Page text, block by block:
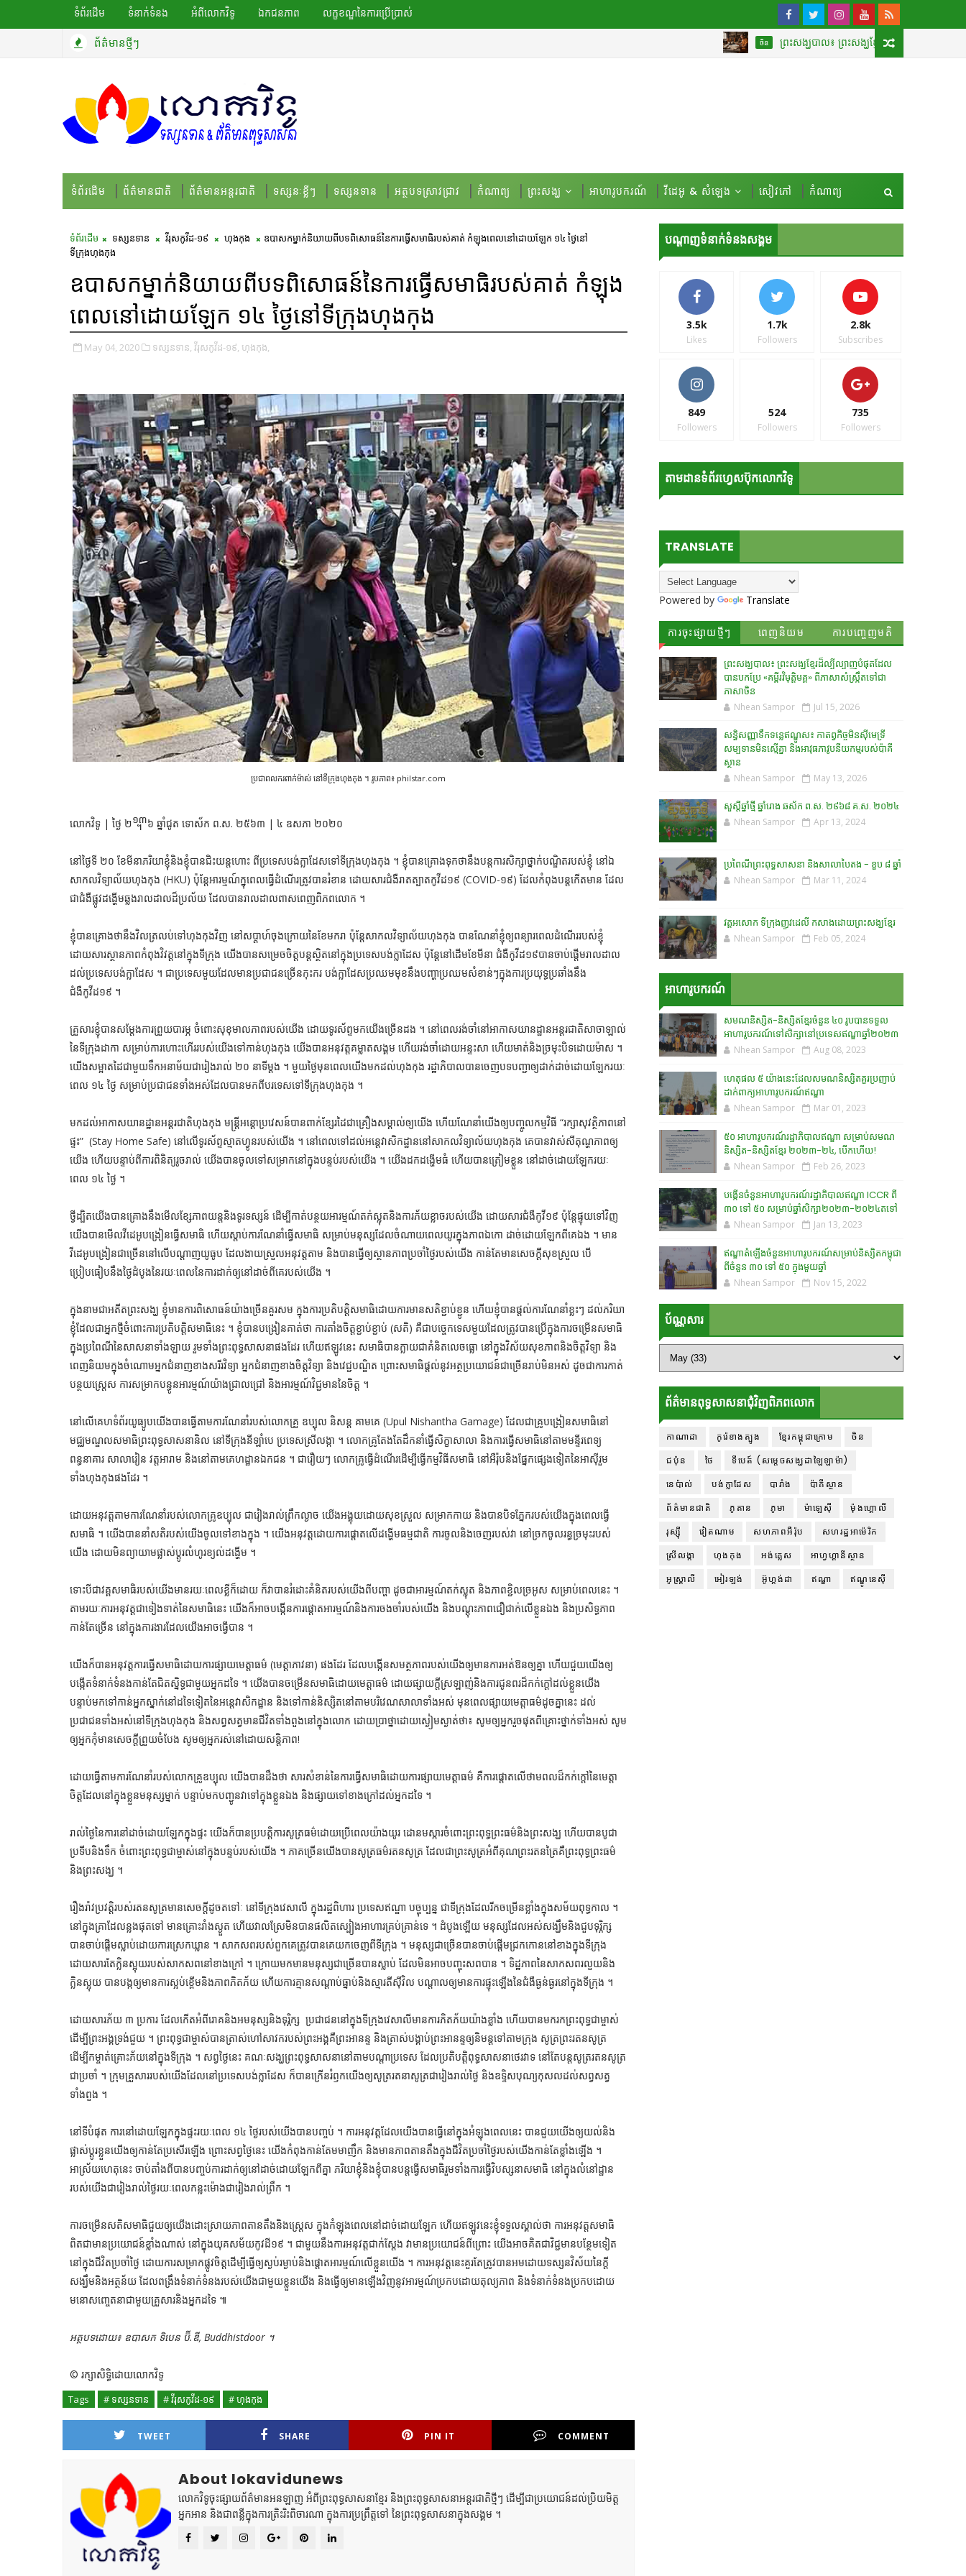
ទំព័រដើម ទំនាក់ទំនង អំពីលោកវិទូ ឯកជនភាព លក្ខខណ្ឌ​នៃ​ការប្រើប្រាស់
ព័ត៌មានថ្មីៗ ចិន ព្រះសង្ឃបាល៖ ព្រះសង្ឃខ្មែរដ៏ល្បីល្បាញបំផុតដែលបានបកប្រែ
ទំព័រដើម ព័ត៌មានជាតិ ព័ត៌មានអន្តរជាតិ ទស្សនៈខ្លីៗ ទស្សនទាន អត្ថបទស្រាវជ្រាវ កំណាព្យ ព្រះសង្ឃ អាហារូបករណ៍ វីដេអូ & សំឡេង សៀវភៅ កំណាព្យ
ទំព័រដើម ទស្សនទាន វីរុសកូវីដ-១៩ ហុងកុង
ឧបាសកម្នាក់និយាយពីបទពិសោធន៍នៃការធ្វើសមាធិរបស់គាត់ កំឡុងពេលនៅដោយឡែក ១៤ ថ្ងៃនៅ
ទីក្រុងហុងកុង
ឧបាសកម្នាក់និយាយពីបទពិសោធន៍នៃការធ្វើសមាធិរបស់គាត់ កំឡុង
ពេលនៅដោយឡែក ១៤ ថ្ងៃនៅទីក្រុងហុងកុង
May 04, 2020 ទស្សនទាន, វីរុសកូវីដ-១៩, ហុងកុង,
ប្រជាពលករពាក់ម៉ាស់ នៅទីក្រុងហុងកុង ។ រូបភាព៖ philstar.com
លោកវិទូ | ថ្ងៃ ២᧭៦ ឆ្នាំជូត ទោស័ក ព.ស. ២៥៦៣ | ៤ ឧសភា ២០២០
នៅថ្ងៃទី ២០ ខែមីនាភរិយាខ្ញុំនិងខ្ញុំបានជិះយន្តហោះ ពីប្រទេសបង់ក្លាដែសទៅទីក្រុងហុងកុង ។ ខ្ញុំបានគ្រោងទុកថានឹងបន្តការសិក្សាថ្នាក់បណ្ឌិតរបស់ខ្ញុំ នៅឯ
សាកលវិទ្យាល័យហុងកុង (HKU) ប៉ុន្តែអារម្មណ៍ក្នុពេលធ្វើដំណើរត្រូវបានរំខាន ដោយសារជំងឺរាតត្បាតកូវីដ១៩ (COVID-១៩) ដែលកំពុងបន្តកើតមាន ដែល
ជាជំងឺផ្លូវដង្ហើមឆ្លងរាលដាលដ៏ប្រល័យ ដែលបានរាលដាលពាសពេញពិភពលោក ។
ខ្ញុំបានគ្រោងថានឹងវិលត្រលប់ទៅហុងកុងវិញ នៅសប្តាហ៍ចុងក្រោយនៃខែមករា ប៉ុន្តែសាកលវិទ្យាល័យហុងកុង បានណែនាំខ្ញុំឲ្យពន្យារពេលដំណើររបស់ខ្ញុំ
ដោយសារស្ថានភាពកំពុងវិវត្តនៅក្នុងទីក្រុង យើងបានសម្រេចចិត្តបន្តស្ថិតនៅក្នុងប្រទេសបង់ក្លាដែស ប៉ុន្តែនៅដើមខែមីនា ជំងឺកូវីដ១៩បានចាប់ផ្តើមរាលដាល
ដល់ប្រទេសបង់ក្លាដែស ។ ជាប្រទេសមួយដែលមានប្រជាជនច្រើនកុះករ បង់ក្លាដែសប្រឈមមុខនឹងបញ្ហាប្រឈមសំខាន់ៗក្នុងការប្រយុទ្ធប្រឆាំងនឹង
ជំងឺកូវីដ១៩ ។
គ្រួសារខ្ញុំបានសម្តែងការព្រួយបារម្ភ ចំពោះសុខុមាលភាពរបស់យើង ដោយទូរស័ព្ទមកយើងច្រើនដង ។ នៅពេលរង់ចាំនៅអាកាសយានដ្ឋានអន្តរជាតិសាចាឡាល់
នៃទីក្រុងដាកា សម្រាប់ការហោះហើររបស់យើងទៅកាន់ហុងកុង យើងបានអនុវត្តគម្លាតសង្គម ហើយរង់ចាំដោយអន្ទះសា ហើយមាត់និងច្រមុះបិទដោយម៉ាស ។
យើងសម្អាតដៃជាមួយទឹកអនាម័យជារៀងរាល់ ២០ នាទីម្តង ។ មួយថ្ងៃមុនពេលយើងមកដល់ហុងកុង រដ្ឋាភិបាលបានចេញបទបញ្ជាឲ្យដាក់ដាច់ដោយឡែករយៈ
ពេល ១៤ ថ្ងៃ សម្រាប់ប្រជាជនទាំងអស់ដែលបានមកពីបរទេសទៅទីក្រុងហុងកុង ។
មកដល់អាកាសយានដ្ឋានអន្តរជាតិហុងកុង មន្ត្រីអន្តោប្រវេសន៍បានពាក់ខ្សែរដៃជាគ្រឿងសម្គាល់ឲ្យយើង ហើយណែនាំយើងឲ្យបញ្ចូលកម្មវិធី “រក្សាសុវត្ថិភាពនៅ
ផ្ទះ” (Stay Home Safe) នៅលើទូរស័ព្ទស្មាតហ្វូនរបស់យើង ។ នៅពេលទៅដល់អន្តេវាសិកដ្ឋាននៅសាកលវិទ្យាល័យហុងកុង គេបានវាស់សីតុណ្ហភាពឲ្យ
យើង ហើយបន្ទាប់ពីការពិនិត្យរូចរាល់ យើងបានចូលទៅសម្រាកនៅក្នុងបន្ទប់របស់យើង ។ យើងដកដង្ហើមធំ ហើយបានត្រៀមខ្លួន នៅដាច់ដោយឡែករយៈ
ពេល ១៤ ថ្ងៃ ។
ថ្វីដ្បិតយើងបានគ្រោងនឹងមើលខ្សែភាពយន្តនិងទូរទស្សន៍ ដើម្បីកាត់បន្ថយអារម្មណ៍តក់ស្លុតនិងការភ័យខ្លាចរបស់យើង ដោយសារជំងឺកូវី១៩ ប៉ុន្តែផ្ទុយទៅវិញ
យើងបានមើលវីដេអូបង្រៀនធ្វើសមាធិ ហើយស្តាប់ការណែនាំធ្វើសមាធិ សម្រាប់មនុស្សដែលចំណាយពេលយូរក្នុងភាពឯកោ ដាច់ដោយឡែកពីគេឯង ។ មាន
វីដេអូបង្រៀនជាច្រើននៅលើបណ្ដាញយូធូប ដែលងាយស្រួលអនុវត្តតាម និងបានធ្វើឲ្យស្ថានភាពប្រចាំថ្ងៃរបស់យើង កាន់តែមានសេចក្តីសុខស្រួល បើ
ប្រៀបធៀបនឹងថ្ងៃដំបូងនៃរយៈពេលនៃការដាក់ឲ្យនៅដាច់ពីគេរបស់យើង ។
ក្នុងនាមជាអតីតព្រះសង្ឃ ខ្ញុំមានការពិសោធន៍យ៉ាងច្រើនគួរសម ក្នុងការប្រតិបត្តិសមាធិដោយការមានសតិខ្ជាប់ខ្ជូន ហើយខ្ញុំបានផ្តល់ការណែនាំខ្លះៗ ដល់ភរិយា
ខ្ញុំដែលជាអ្នកថ្មីចំពោះការប្រតិបត្តិសមាធិនេះ ។ ខ្ញុំបានបង្រៀនគាត់ថា ការតាំងចិត្តខ្ជាប់ខ្ជាប់ (សតិ) គឺជាបច្ចេកទេសមួយដែលត្រូវបានប្រើក្នុងការចម្រើនសមាធិ
ក្នុងប្រពៃណីនៃសាសនាទាំងឡាយ រួមទាំងព្រះពុទ្ធសាសនាផងដែរ ហើយឥឡូវនេះ សមាធិបានក្លាយជាគំនិតលេចធ្លោ នៅក្នុងវិស័យសុខភាពនិងចិត្តវិទ្យា និង
ពេញនិយមក្នុងចំណោមអ្នកជំនាញខាងសរីរវិទ្យា អ្នកជំនាញខាងចិត្តវិទ្យា និងវេជ្ជបណ្ឌិត ព្រោះសមាធិផ្តល់នូវអត្ថប្រយោជន៍ជាច្រើនរាប់មិនអស់ ដូចជាការកាត់
បន្ថយស្ត្រេស ការសម្រាកបន្ធូនអារម្មណ៍យ៉ាងជ្រាលជ្រៅ និងអារម្មណ៍វិជ្ជមាននៃចិត្ត ។
នៅលើគេហទំព័រយូធ្យូបយើងបានធ្វើតាមការណែនាំរបស់លោកគ្រួ ឧប្បុល និសន្ត គាមគេ (Upul Nishantha Gamage) ដែលជាគ្រូបង្រៀនសមាធិនៅ
មជ្ឈមណ្ឌលសមាធិព្រះពុទ្ធសាសនានិល នៅទីក្រុងនីឡាំបេ ប្រទេសស្រីលង្កា ។ លោកគ្រូតែងតែដឹកនាំធ្វើសិក្ខាសាលា និងការធ្វើសមាធិនៅតាមមន្ទីរពេទ្យ
ពន្ធនាគារ សាលារៀន វត្តអារាម និងនៅតាមគេហដ្ឋានឯកជន ។ ជារឿយៗ លោកគ្រូធ្វើដំណើរដើម្បីធ្វើកម្មវិធីសមាធិ នៅអឺរ៉ុបនិងផ្នែកផ្សេងទៀតនៃអាស៊ីរួម
ទាំងហុងកុងផងដែរ ។
ដោយអនុវត្តតាមការណែនាំរបស់លោកគ្រូឧប្បុល ជារៀងរាល់ព្រឹកល្ងាច យើងអង្គុយដោយសុខស្រួល សម្រាកកាយ និងបានបិទភ្នែករបស់យើងក្នុងពេលធ្វើ
សមាធិ ។ យើងបាននាំសតិរបស់យើងចូលទៅខាងក្នុង ។ យើងអនុវត្តដោយការផ្ដោតលើដង្ហើមធម្មជាតិ ការចូលនិងចេញរបស់វា នៅច្រកចូលរន្ធច្រមុះរបស់
យើង ដោយមិនព្យាយាមផ្លាស់ប្តូរលំហូរខ្យល់ដង្ហើម ។
ទោះបីជាវគ្គសមាធិរបស់យើងមានរយៈពេលខ្លីក៏ដោយ ក៏វាបានរំដោះគំនិតរបស់យើងពីបញ្ហា ដូចជាអារម្មណ៍តក់ស្លុត និងភាពខ្ជិលច្រអូស សម្រាប់ពេលនេះ ។
តាមរយៈការអនុវត្តជាទៀងទាត់នៃសមាធិនេះ យើងក៏អាចបង្កើនការផ្តោតអារម្មណ៍និងការចងចាំរបស់យើង និងបណ្តុះភាពជឿជាក់លើខ្លួនឯង និងប្រសិទ្ធភាព
កាន់តែច្រើន នៅក្នុងការងារដែលយើងអាចធ្វើបាន ។
យើងក៏បានអនុវត្តការធ្វើសមាធិដោយការផ្សាយមេត្តាធម៌ (មេត្តាភាវនា) ផងដែរ ដែលបង្កើនសមត្ថភាពរបស់យើងឲ្យមានការអត់ឱនឲ្យគ្នា ហើយជួយយើងឲ្យ
បង្កើតទំនាក់ទំនងកាន់តែជិតស្និទ្ធជាមួយអ្នកដទៃ ។ យើងបានចម្រើនសមាធិដោយមេត្តាធម៌ ដោយផ្សាយក្តីស្រឡាញ់និងការជូនពរដ៏កក់ក្តៅដល់ខ្លួនយើង
បន្ទាប់មកទៅកាន់អ្នកស្នាក់នៅដទៃទៀតនៃអន្តេវាសិកដ្ឋាន និងទៅកាន់និស្សិតនៅតាមបរិវេណសាលាទាំងអស់ មុនពេលផ្សាយមេត្តាធម៌ដូចគ្នានេះ ដល់
ប្រជាជនទាំងអស់នៅទីក្រុងហុងកុង និងសព្វសត្វមានជីវិតទាំងពួងនៅក្នុងលោក ដោយប្រាថ្នាដោយស្ងៀមស្ងាត់ថា៖ សូមឲ្យអ្នករួចផុតពីគ្រោះថ្នាក់ទាំងអស់ សូម
ឲ្យអ្នកកុំមានសេចក្តីព្រួយចំបែង សូមឲ្យអ្នករស់នៅដោយសន្តិភាព!
ដោយធ្វើតាមការណែនាំរបស់លោកគ្រូឧប្បុល យើងបានដឹងថា សារសំខាន់នៃការធ្វើសមាធិដោយការផ្សាយមេត្តាធម៌ គឺការផ្តោតលើថាមពលដ៏កក់ក្តៅនៃមេត្តា
ចិត្តដែលនៅក្នុងខ្លួនមនុស្សម្នាក់ បន្ទាប់មកបញ្ជូនវាទៅក្នុងខ្លួនឯង និងផ្សាយទៅខាងក្រៅដល់អ្នកដទៃ ។
រាល់ថ្ងៃនៃការនៅដាច់ដោយឡែកក្នុងផ្ទះ យើងក៏បានប្របត្តិការសូត្រធម៌ដោយប្រើពេលយ៉ាងយូរ ដោនមស្ការចំពោះព្រះពុទ្ធព្រះធម៌និងព្រះសង្ឃ ហើយបានបូជា
ប្រទីបនិងទឹក ចំពោះព្រះពុទ្ធជាម្ចាស់នៅក្នុងបន្ទប់របស់យើង ។ ភាគច្រើនយើងបានសូត្រធម៌រតនសូត្រ ដែលជាព្រះសូត្រអំពីគុណព្រះរតនត្រៃគឺព្រះពុទ្ធព្រះធម៌
និងព្រះសង្ឃ ។
រឿងរ៉ាវប្រវត្តិរបស់រតនសូត្រមានសេចក្តីដូចតទៅៈ នៅទីក្រុងវេសាលី ក្នុងរដ្ឋពិហារ ប្រទេសឥណ្ឌា បច្ចុប្បន្ន ជាទីក្រុងដែលរីកចម្រើនខ្លាំងក្នុងសម័យពុទ្ធកាល ។
នៅក្នុងគ្រាដែលន្លងផុតទៅ មានគ្រោះរាំងស្ងួត ហើយវាលស្រែមិនបានផលិតស្បៀងអាហារគ្រប់គ្រាន់ទេ ។ ដំបូងឡើយ មនុស្សដែលអស់សង្ឃឹមនិងជួបទុរ្ភិក្ស
បានចាប់ផ្តើមស្លាប់ដោយការស្រេកឃ្លាន ។ សាកសពរបស់ពួកគេត្រូវបានគេយកចេញពីទីក្រុង ។ មនុស្សជាច្រើនបានចាប់ផ្តើមជ្រកកោននៅខាងក្នុងទីក្រុង
ដោយសារតែក្លិនស្អុយរបស់សាកសពនៅខាងក្រៅ ។ ក្រោយមកមានមនុស្សជាច្រើនបានស្លាប់ ដែលមិនអាចបញ្ចុះសពបាន ។ ទិដ្ឋភាពនៃសាកសពរលួយនិង
ក្លិនស្អុយ បានបង្កឲ្យមានការស្អប់ខ្ពើមនិងភាពភិតភ័យ ហើយការគ្មានសណ្តាប់ធ្នាប់និងស្មារតីស៊ីវិល បណ្តាលឲ្យមានការផ្ទុះឡើងនៃជំងឺធ្ងន់ធ្ងរនៅក្នុងទីក្រុង ។
ដោយសារភ័យ ៣ ប្រការ ដែលកើតអំពីរោគនិងអមនុស្សនិងទុរ្ភិក្ស ប្រជាជននៅក្នុងទីក្រុងវេសាលីមានការភិតភ័យយ៉ាងខ្លាំង ហើយបានមករកព្រះពុទ្ធជាម្ចាស់
ដើម្បីព្រះអង្គទ្រង់ជួយ ។ ព្រះពុទ្ធជាម្ចាស់បានត្រាស់ហៅសាវករបស់ព្រះអង្គគឺព្រះអានន្ទ និងត្រាស់បង្គាប់ព្រះអានន្ទឲ្យនិមន្តទៅតាមក្រុង សូត្រព្រះរតនសូត្រ
ដើម្បីកម្ចាត់គ្រោះភ័យនៅក្នុងទីក្រុង ។ សព្វថ្ងៃនេះ គណៈសង្ឃព្រះពុទ្ធសាសនានៅតាមបណ្តាប្រទេស ដែលប្រតិបត្តិពុទ្ធសាសនាថេរវាទ នៅតែបន្តសូត្ររតនសូត្រ
ជាប្រចាំ ។ ក្រុមគ្រួសាររបស់យើងដែលនៅប្រទេសបង់ក្លាដែស ក៏បានក្រើនរំឭកយើងឲ្យសូត្ររតនាសូត្រជារៀងរាល់ថ្ងៃ និងឧទ្ទិសបុណ្យកុសលដល់សព្វសត្វ
ទាំងពួង ។
នៅទីបំផុត ការនៅដោយឡែកក្នុងផ្ទះរយៈពេល ១៤ ថ្ងៃរបស់យើងបានបញ្ចប់ ។ ការអនុវត្តដែលយើងបានធ្វើនៅក្នុងអំឡុងពេលនេះ បានជួយយើងឲ្យយល់និង
ផ្លាស់ប្តូរខ្លួនយើងឲ្យកាន់តែប្រសើរឡើង ព្រោះសព្វថ្ងៃនេះ យើងកំពុងកាន់តែមមាញឹក និងមានភាពតានតឹងក្នុងជីវិតប្រចាំថ្ងៃរបស់យើងកាន់តែខ្លាំងឡើង ។
អាស្រ័យហេតុនេះ ចាប់តាំងពីបានបញ្ចប់ការដាក់ឲ្យនៅដាច់ដោយឡែកពីគ្នា ភរិយាខ្ញុំនិងខ្ញុំបានបន្តធ្វើសមាធិរួមទាំងការធ្វើវិបស្សនាសមាធិ នៅក្នុងលំនៅដ្ឋាន
របស់យើងជារៀងរាល់ថ្ងៃរយៈពេលកន្លះម៉ោងជារៀងរាល់ព្រឹក ។
ការចម្រើនសតិសមាធិជួយឲ្យយើងដោះស្រាយភាពតានតឹងនិងស្ត្រេស ក្នុងកំឡុងពេលនៅដាច់ដោយឡែក ហើយឥឡូវនេះខ្ញុំទទួលស្គាល់ថា ការអនុវត្តសមាធិ
ពិតជាមានប្រយោជន៍ខ្លាំងណាស់ នៅក្នុងយុគសម័យកូវដី១៩ ។ ជាមួយនឹងការអនុវត្តជាក់ស្តែង វាមានប្រយោជន៍ពីព្រោះ យើងអាចគិតជាវិជ្ជមានបន្ថែមទៀត
នៅក្នុងជីវិតប្រចាំថ្ងៃ ដោយការសម្រាកផ្លូវចិត្តដើម្បីធ្វើឲ្យស្ងប់រម្ងាប់និងផ្តោតអារម្មណ៍លើខ្លួនយើង ។ ការអនុវត្តនេះគួរតែត្រូវបានអមដោយទស្សនវិស័យនៃក្តី
សង្ឃឹមនិងអត្ថន័យ ដែលពង្រឹងទំនាក់ទំនងរបស់យើងជាមួយខ្លួនយើង និងធ្វើឲ្យមានឡើងវិញនូវអារម្មណ៍ប្រកបដោយតុល្យភាព និងទំនាក់ទំនងប្រកបដោយ
មនោសញ្ចេតនាជាមួយគ្រួសារនិងអ្នកដទៃ ៕
អត្ថបទដោយ៖ ឧបាសក ទិបេន ប៊ី.ឌី, Buddhistdoor ។
© រក្សាសិទ្ធិដោយលោកវិទូ
Tags # ទស្សនទាន # វីរុសកូវីដ-១៩ # ហុងកុង
TWEET SHARE PIN IT COMMENT
About lokavidunews
លោកវិទូចុះផ្សាយព័ត៌មានអនឡាញ អំពីព្រះពុទ្ធសាសនាខ្មែរ និងព្រះពុទ្ធសាសនាអន្តរជាតិថ្មីៗ ដើម្បីជាប្រយោជន៍ដល់ប្រិយមិត្ត
អ្នកអាន និងជាពន្លឺក្នុងការត្រិះរិះពិចារណា ក្នុងការប្រព្រឹត្តទៅ នៃព្រះពុទ្ធសាសនាក្នុងសង្គម ។
បណ្ដាញទំនាក់ទំនងសង្គម
3.5k
Likes
1.7k
Followers
2.8k
Subscribes
849
Followers
524
Followers
735
Followers
តាមដានទំព័រហ្វេសប៊ុកលោកវិទូ
TRANSLATE
Powered by Translate
ការចុះផ្សាយថ្មីៗ ពេញនិយម ការបញ្ចេញមតិ
ព្រះសង្ឃបាល៖ ព្រះសង្ឃខ្មែរដ៏ល្បីល្បាញបំផុតដែល
បានបកប្រែ «គម្ពីរវិមុត្តិមគ្គ» ពីភាសាសំស្រ្កឹតទៅជា
ភាសាចិន
Nhean Sampor Jul 15, 2026
សន្ធិសញ្ញាទឹកទន្លេឥណ្ឌូស៖ កាតព្វកិច្ចមិនស៊ីមេទ្រី
សម្បទានមិនស្មើគ្នា និងអាវុធភាវូបនីយកម្មរបស់ប៉ាគី
ស្ថាន​
Nhean Sampor May 13, 2026
សួស្តីឆ្នាំថ្មី ឆ្នាំរោង ឆស័ក ព.ស. ២៩៦៨ គ.ស. ២០២៤
Nhean Sampor Apr 13, 2024
ប្រពៃណីព្រះពុទ្ធសាសនា និងសាលាបៃតង - ខួប ៨ ឆ្នាំ
Nhean Sampor Mar 11, 2024
វត្តអសោក ទីក្រុងញូវដេលី កសាងដោយព្រះសង្ឃខ្មែរ
Nhean Sampor Feb 05, 2024
អាហារូបករណ៍
សមណនិស្សិត-និស្សិតខ្មែរចំនួន ៤០ រូបបានទទួល
អាហារូបករណ៍ទៅសិក្សានៅប្រទេសឥណ្ឌាឆ្នាំ២០២៣
Nhean Sampor Aug 08, 2023
ហេតុផល ៥ យ៉ាងនេះដែលសមណនិស្សិតគួរប្រញាប់
ដាក់ពាក្យអាហារូបករណ៍ឥណ្ឌា
Nhean Sampor Mar 01, 2023
៥០ អាហារូបករណ៍រដ្ឋាភិបាលឥណ្ឌា សម្រាប់សមណ
និស្សិត-និស្សិតខ្មែរ ២០២៣-២៤, បើកហើយ!
Nhean Sampor Feb 26, 2023
បង្កើនចំនួនអាហារូបករណ៍រដ្ឋាភិបាលឥណ្ឌា ICCR ពី
៣០ ទៅ ៥០ សម្រាប់ឆ្នាំសិក្សា២០២៣-២០២៤តទៅ
Nhean Sampor Jan 13, 2023
ឥណ្ឌាតំឡើងចំនួនអាហារូបករណ៍សម្រាប់និស្សិតកម្ពុជា
ពីចំនួន ៣០ ទៅ ៥០ ក្នុងមួយឆ្នាំ
Nhean Sampor Nov 15, 2022
ប័ណ្ណសារ
ព័ត៌មានពុទ្ធសាសនាជុំវិញពិភពលោក
កាណាដា កូរ៉េខាងត្បូង ខ្មែរកម្ពុជាក្រោម
ចិន
ជប៉ុន
ថៃ
ទីបេត៍ (សម្ដេចសង្ឃដាឡៃឡាម៉ា)
នេប៉ាល់
បង់ក្លាដែស បារាំង
ប៉ាគីស្ថាន
ព័ត៌មានជាតិ
ភូតាន ភូមា ម៉ាឡេស៊ី
ម៉ុងហ្គោលី
រុស្ស៊ី
វៀតណាម សហភាពអឺរ៉ុប
សហរដ្ឋអាម៉េរិក
ស្រីលង្កា
ហុងកុង អង់គ្លេស
អាហ្វហ្គានីស្ថាន
អូស្ត្រាលី
អៀរឡង់ អ៊ូហ្គង់ដា ឥណ្ឌា ឥណ្ឌូនេស៊ី